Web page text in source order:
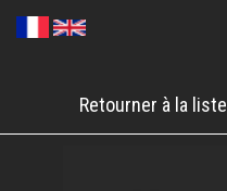
contenu
Retourner à la liste